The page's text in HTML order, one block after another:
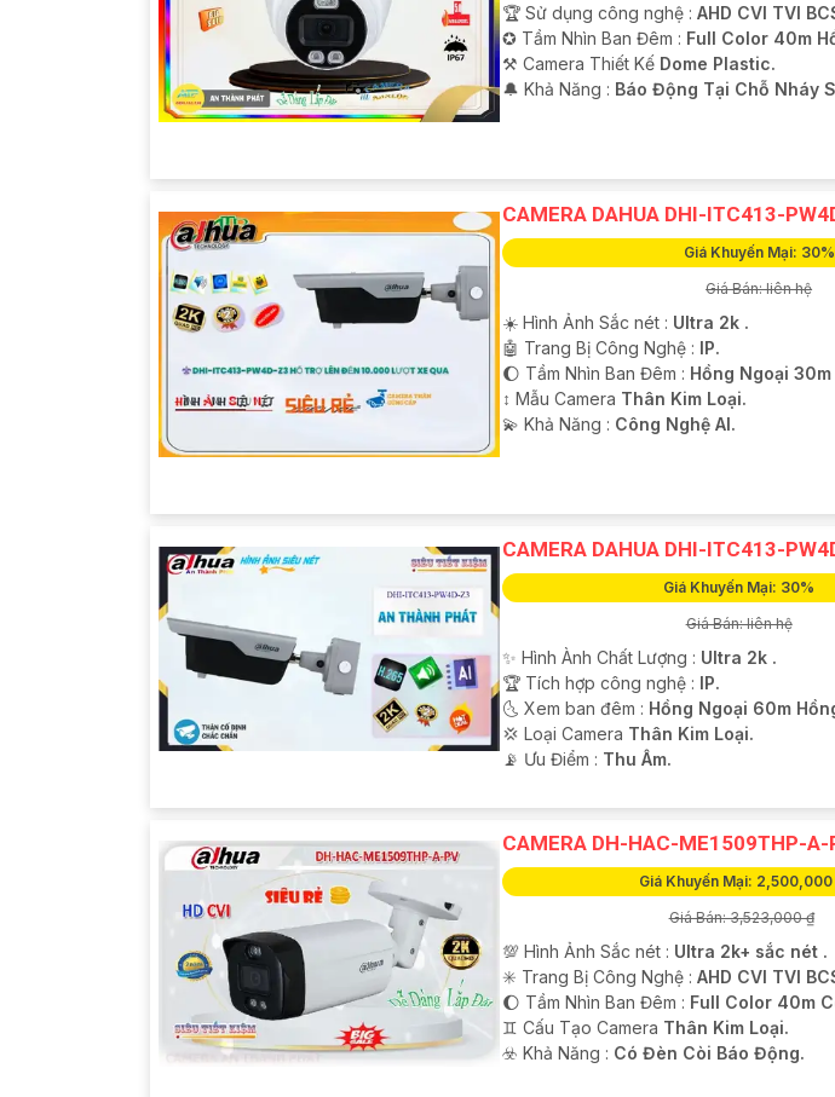
🏆 Sử dụng công nghệ : AHD CVI TVI
✪ Tầm Nhìn Ban Đêm : Full Color 40m
⚒ Camera Thiết Kế Dome Plastic.
️🔔 Khả Năng : Báo Động Tại Chỗ Nháy
CAMERA DAHUA DHI-ITC413-
Giá Khuyến Mại: 30%
Giá Bán: liên hệ
☀️ Hình Ảnh Sắc nét : Ultra 2k .
🤖️ Trang Bị Công Nghệ : IP.
🌔 Tầm Nhìn Ban Đêm : Hồng Ngoại
↕️ Mẫu Camera Thân Kim Loại.
️💫 Khả Năng : Công Nghệ AI.
CAMERA DAHUA DHI-ITC413-
Giá Khuyến Mại: 30%
Giá Bán: liên hệ
✨ Hình Ành Chất Lượng : Ultra 2k .
🏆 Tích hợp công nghệ : IP.
🌜 Xem ban đêm : Hồng Ngoại 60m
💢 Loại Camera Thân Kim Loại.
️📡 Ưu Điểm : Thu Âm.
CAMERA DH-HAC-ME1509THP-A-
Giá Khuyến Mại: 2,500,000
Giá Bán: 3,523,000 ₫
💯 Hình Ảnh Sắc nét : Ultra 2k+ sắc nét .
✳️ Trang Bị Công Nghệ : AHD CVI TVI
🌔 Tầm Nhìn Ban Đêm : Full Color 40m
♊ Cấu Tạo Camera Thân Kim Loại.
️☣️ Khả Năng : Có Đèn Còi Báo Động.